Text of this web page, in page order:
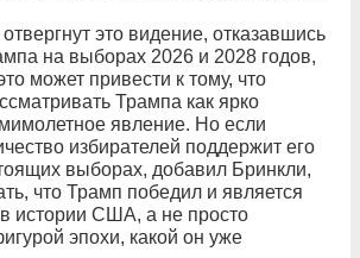
это видение, отказавшись
на выборах 2026 и 2028 годов,
может привести к тому, что
Трампа как ярко
явление. Но если
избирателей поддержит его
выборах, добавил Бринкли,
что Трамп победил и является
истории США, а не просто
эпохи, какой он уже